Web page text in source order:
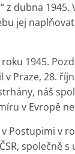
dubna 1945.
jej
1945.
Praze, 28.
náš
v Evropě
Postupimi v
společně